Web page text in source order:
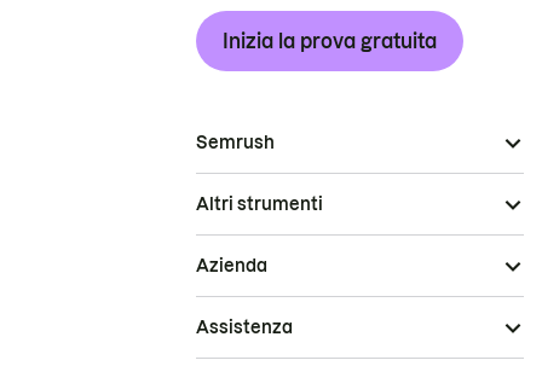
Inizia la prova gratuita
Semrush
Altri strumenti
Azienda
Assistenza